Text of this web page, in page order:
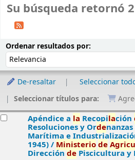
Su búsqueda retornó
Ordenar resultados por:
De-resaltar Seleccionar
Seleccionar títulos para:
Apéndice a la Recopilación
Resoluciones y Ordenanzas
Marítima e
1945) / Ministeriode
DireccióndePiscicultura y